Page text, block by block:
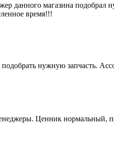
данного магазина подобрал
время!!!
нужную запчасть.
Ценник нормальный,